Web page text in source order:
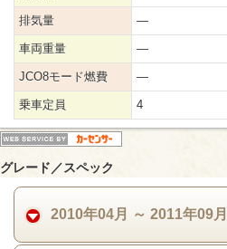
排気量 ―
車両重量 ―
JCO8モード燃費 ―
乗車定員 4
グレード／スペック
2010年04月 ～ 2011年09月